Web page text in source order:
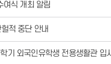
여식 개최 알림
적 중단 안내
기 외국인유학생 전용생활관 입